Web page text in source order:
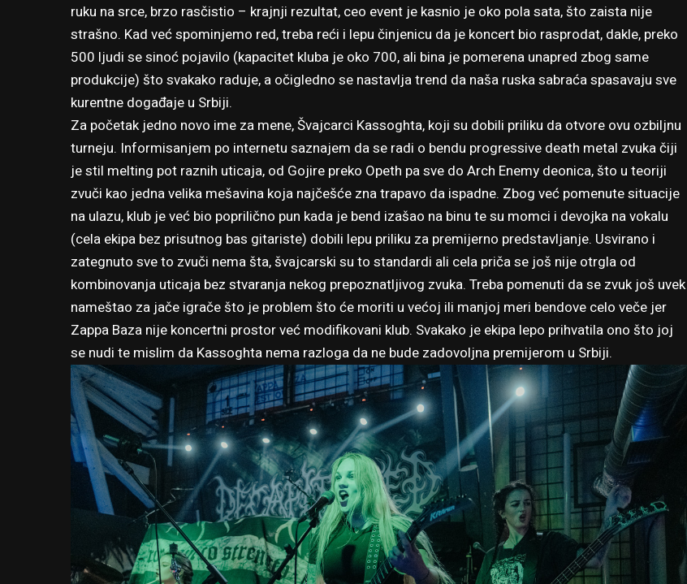
ruku na srce, brzo rasčistio – krajnji rezultat, ceo event je kasnio je oko pola sata, što zaista nije
strašno. Kad već spominjemo red, treba reći i lepu činjenicu da je koncert bio rasprodat, dakle, preko
500 ljudi se sinoć pojavilo (kapacitet kluba je oko 700, ali bina je pomerena unapred zbog same
produkcije) što svakako raduje, a očigledno se nastavlja trend da naša ruska sabraća spasavaju sve
kurentne događaje u Srbiji.
Za početak jedno novo ime za mene, Švajcarci Kassoghta, koji su dobili priliku da otvore ovu ozbiljnu
turneju. Informisanjem po internetu saznajem da se radi o bendu progressive death metal zvuka čiji
je stil melting pot raznih uticaja, od Gojire preko Opeth pa sve do Arch Enemy deonica, što u teoriji
zvuči kao jedna velika mešavina koja najčešće zna trapavo da ispadne. Zbog već pomenute situacije
na ulazu, klub je već bio poprilično pun kada je bend izašao na binu te su momci i devojka na vokalu
(cela ekipa bez prisutnog bas gitariste) dobili lepu priliku za premijerno predstavljanje. Usvirano i
zategnuto sve to zvuči nema šta, švajcarski su to standardi ali cela priča se još nije otrgla od
kombinovanja uticaja bez stvaranja nekog prepoznatljivog zvuka. Treba pomenuti da se zvuk još uvek
nameštao za jače igrače što je problem što će moriti u većoj ili manjoj meri bendove celo veče jer
Zappa Baza nije koncertni prostor već modifikovani klub. Svakako je ekipa lepo prihvatila ono što joj
se nudi te mislim da Kassoghta nema razloga da ne bude zadovoljna premijerom u Srbiji.